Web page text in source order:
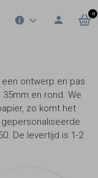
0
ontwerp en pas
en rond. We
zo komt het
De levertijd is 1-2